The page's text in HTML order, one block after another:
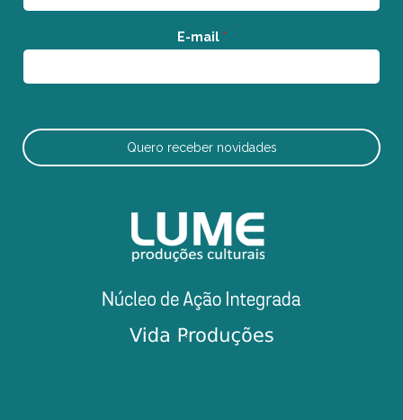
E-mail *
Quero receber novidades